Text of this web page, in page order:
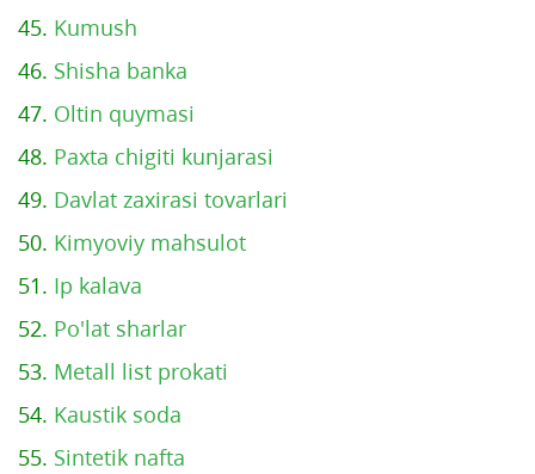
45. Kumush
46. Shisha banka
47. Oltin quymasi
48. Paxta chigiti kunjarasi
49. Davlat zaxirasi tovarlari
50. Kimyoviy mahsulot
51. Ip kalava
52. Po'lat sharlar
53. Metall list prokati
54. Kaustik soda
55. Sintetik nafta